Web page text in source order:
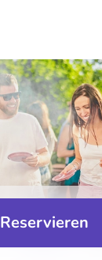
Reservieren